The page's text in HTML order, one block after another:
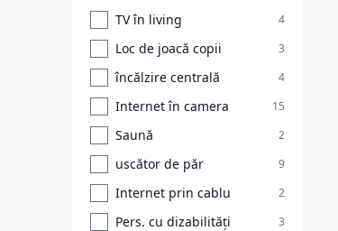
TV în living 4
Loc de joacă copii 3
încălzire centrală 4
Internet în camera 15
Saună 2
uscător de păr 9
Internet prin cablu 2
Pers. cu dizabilități 3